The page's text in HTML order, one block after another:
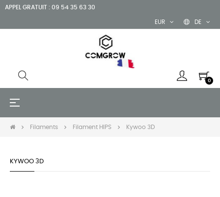
APPEL GRATUIT : 09 54 35 63 30
DE
EUR
0
Umschalten
☰
Filaments Filament HIPS Kywoo 3D
KYWOO 3D